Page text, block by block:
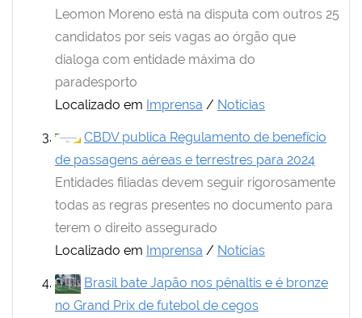
Leomon Moreno está na disputa com outros 25
candidatos por seis vagas ao órgão que
dialoga com entidade máxima do
paradesporto
Localizado em Imprensa / Notícias
CBDV publica Regulamento de benefício
de passagens aéreas e terrestres para 2024
Entidades filiadas devem seguir rigorosamente
todas as regras presentes no documento para
terem o direito assegurado
Localizado em Imprensa / Notícias
Brasil bate Japão nos pênaltis e é bronze
no Grand Prix de futebol de cegos